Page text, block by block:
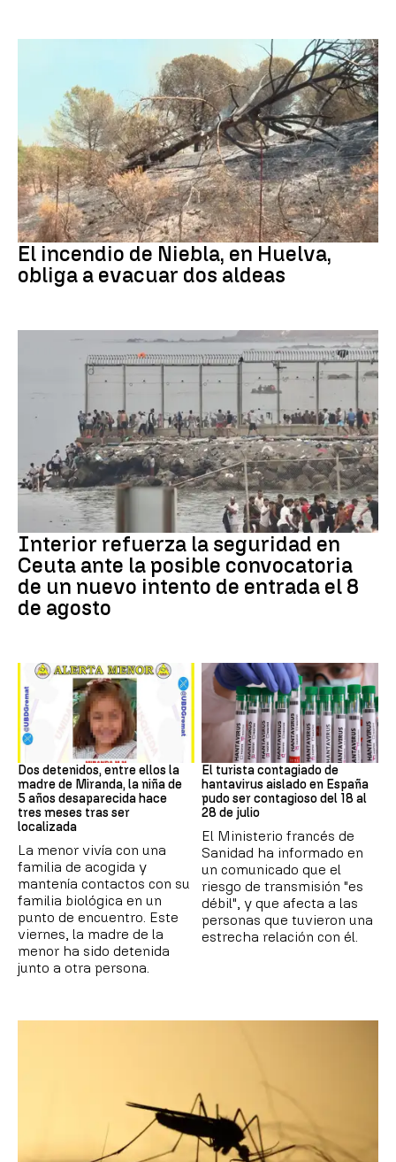
Andalucía
El incendio de Niebla, en Huelva,
obliga a evacuar dos aldeas
CRISIS MIGRATORIA
Interior refuerza la seguridad en
Ceuta ante la posible convocatoria
de un nuevo intento de entrada el 8
de agosto
DESAPARICIÓN
Dos detenidos, entre ellos la
madre de Miranda, la niña de
5 años desaparecida hace
tres meses tras ser
localizada
La menor vivía con una
familia de acogida y
mantenía contactos con su
familia biológica en un
punto de encuentro. Este
viernes, la madre de la
menor ha sido detenida
junto a otra persona.
Hantavirus
El turista contagiado de
hantavirus aislado en España
pudo ser contagioso del 18 al
28 de julio
El Ministerio francés de
Sanidad ha informado en
un comunicado que el
riesgo de transmisión "es
débil", y que afecta a las
personas que tuvieron una
estrecha relación con él.